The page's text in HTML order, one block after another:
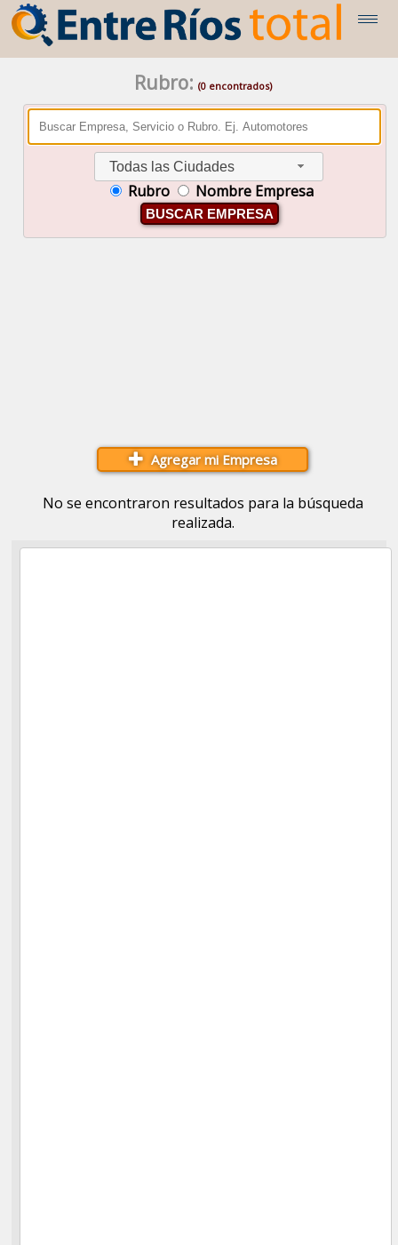
Rubro: (0 encontrados)
Todas las Ciudades
Rubro Nombre Empresa
BUSCAR EMPRESA
Agregar mi Empresa
No se encontraron resultados para la búsqueda
realizada.